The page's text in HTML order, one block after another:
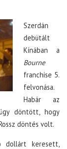
Szerdán
debütált
Kínában a
Bourne
franchise 5.
felvonása.
Habár az
döntött, hogy
döntés volt.
keresett,